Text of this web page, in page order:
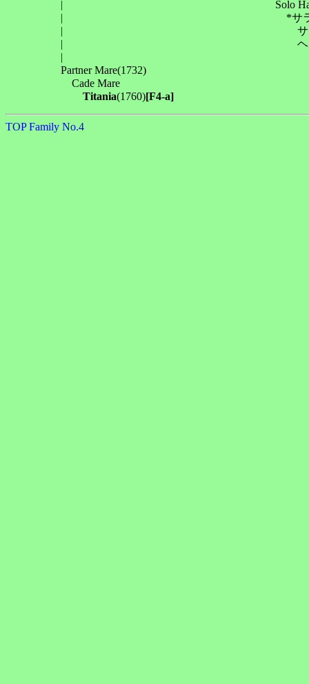
| 　　　　　　　　　　　　　　　　　　　Solo
| 　　　　　　　　　　　　　　　　　　　　*サラト
| 　　　　　　　　　　　　　　　　　　　　　サラ
| 　　　　　　　　　　　　　　　　　　　　　
| 　　　　　　　　　　　　　　　　　　　　　
Partner Mare(1732)
Cade Mare
Titania(1760)[F4-a]
TOP Family No.4